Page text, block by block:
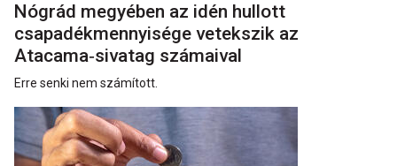
Nógrád megyében az idén hullott
csapadékmennyisége vetekszik az
Atacama‑sivatag számaival
Erre senki nem számított.